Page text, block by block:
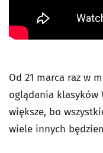
Od 21 marca raz w
oglądania klasyków
większe, bo
wiele innych